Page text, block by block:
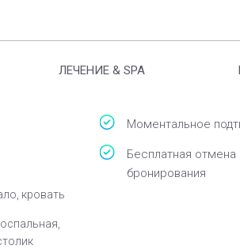
ЛЕЧЕНИЕ & SPA
кровать
Моментальное
Бесплатная отмена
бронирования